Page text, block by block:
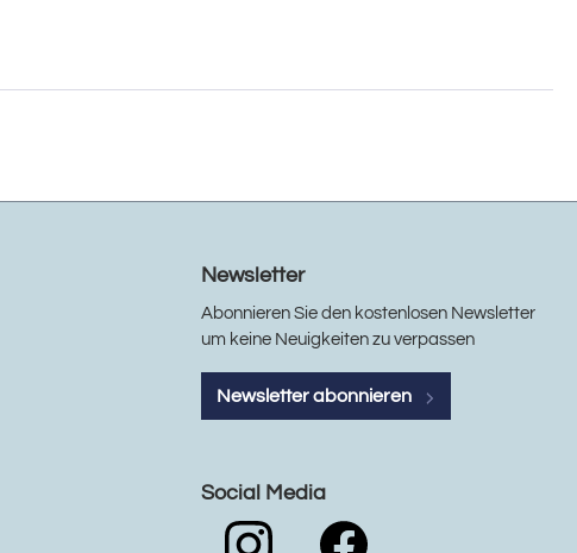
Newsletter
Abonnieren Sie den kostenlosen Newsletter
um keine Neuigkeiten zu verpassen
Newsletter abonnieren
Social Media